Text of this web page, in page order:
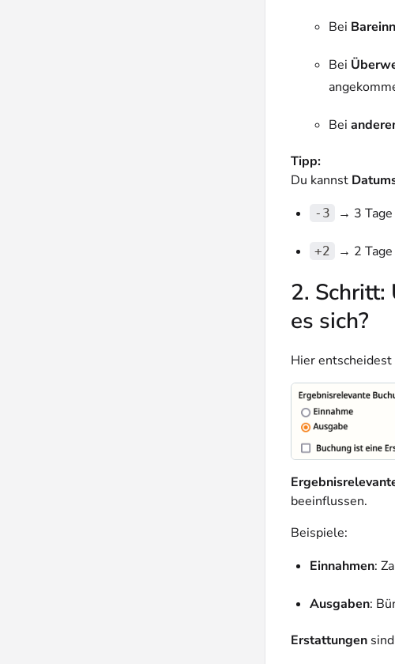
Bei
Bei
Bei
Tipp:
Du kannst
-3 → 3 Tage
+2 → 2 Tage
2.
es sich?
Hier
beeinflussen.
Beispiele:
Einnahmen:
Ausgaben:
Erstattungen